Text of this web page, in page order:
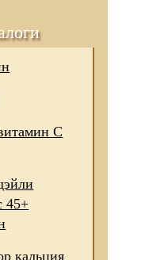
С
45+
кальция